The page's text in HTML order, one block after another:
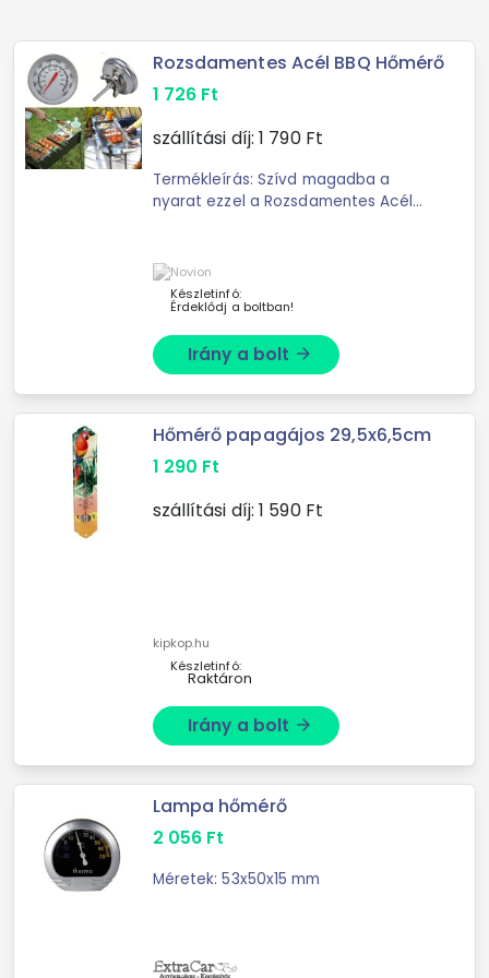
Rozsdamentes Acél BBQ Hőmérő
1 726 Ft
szállítási díj: 1 790Ft
Termékleírás: Szívd magadba a
nyarat ezzel a Rozsdamentes Acél
mindig tökéletesre süljenek a húsok
Készletinfó:
Érdeklődj a boltban!
Irány a bolt arrow_forward
Hőmérő papagájos 29,5x6,5cm
1 290 Ft
szállítási díj: 1 590Ft
kipkop.hu
Készletinfó:
Raktáron
Irány a bolt arrow_forward
Lampa hőmérő
2 056 Ft
Méretek: 53x50x15 mm